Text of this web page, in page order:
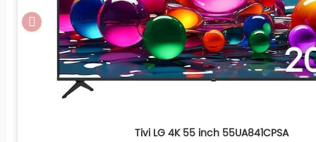
Đồng bộ hóa âm thanh LG Sound Sync
Clear Voice Pro giúp giọng thoại trở nên rõ ràng hơn
Âm thanh phù hợp theo nội dung AI Sound Pro
TV Sound Mode Share chia sẻ âm thanh
Tivi LG 4K 55 inch 55UA841CPSA